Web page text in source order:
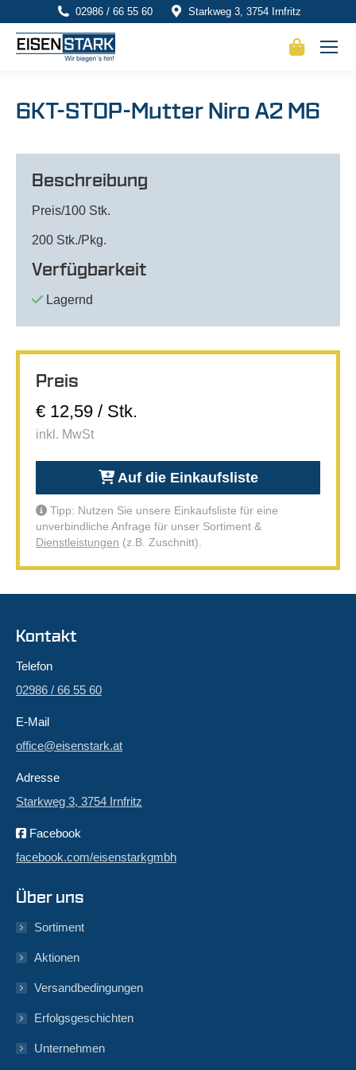
02986 / 66 55 60 Starkweg 3, 3754 Irnfritz
6KT-STOP-Mutter Niro A2 M6
Beschreibung
Preis/100 Stk.
200 Stk./Pkg.
Verfügbarkeit
Lagernd
Preis
€ 12,59 / Stk.
inkl. MwSt
Auf die Einkaufsliste
Tipp: Nutzen Sie unsere Einkaufsliste für eine
unverbindliche Anfrage für unser Sortiment &
Dienstleistungen (z.B. Zuschnitt).
Kontakt
Telefon
02986 / 66 55 60
E-Mail
office@eisenstark.at
Adresse
Starkweg 3, 3754 Irnfritz
Facebook
facebook.com/eisenstarkgmbh
Über uns
Sortiment
Aktionen
Versandbedingungen
Erfolgsgeschichten
Unternehmen